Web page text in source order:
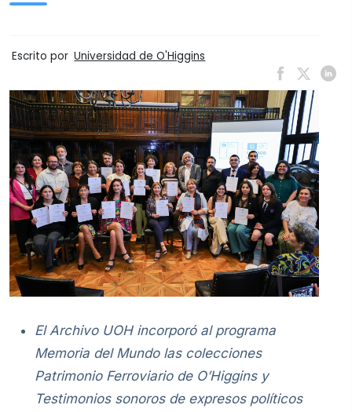
Escrito por Universidad de O'Higgins
El Archivo UOH incorporó al programa
Memoria del Mundo las colecciones
Patrimonio Ferroviario de O’Higgins y
Testimonios sonoros de expresos políticos